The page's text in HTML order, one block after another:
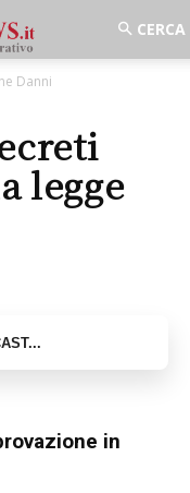
Danni
legge
in